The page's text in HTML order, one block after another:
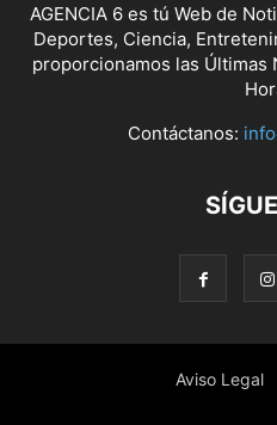
AGENCIA 6 es tú Web de
Deportes, Ciencia,
proporcionamos las Últimas
Contáctanos:
Aviso Legal